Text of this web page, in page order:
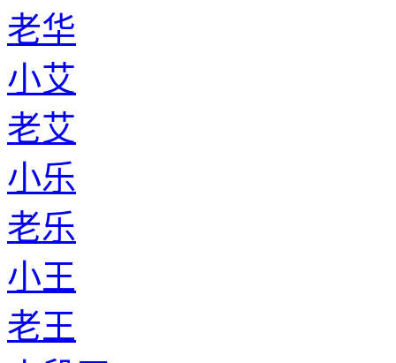
老华
小艾
老艾
小乐
老乐
小王
老王